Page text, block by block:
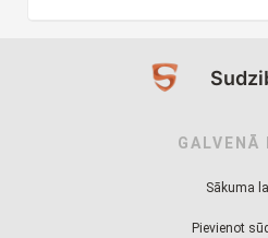
GALVENĀ
Sākuma
Pievienot